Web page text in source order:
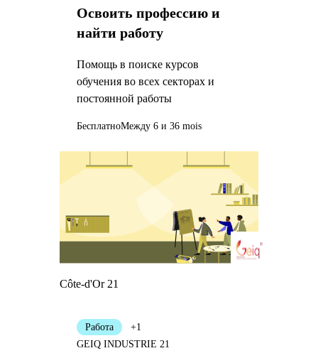
Освоить профессию и
найти работу
Помощь в поиске курсов
обучения во всех секторах и
постоянной работы
БесплатноМежду 6 и 36 mois
Côte-d'Or 21
Работа
+1
GEIQ INDUSTRIE 21